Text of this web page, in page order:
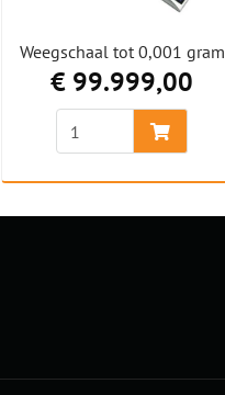
Weegschaal tot 0,001 gram
€ 99.999,00